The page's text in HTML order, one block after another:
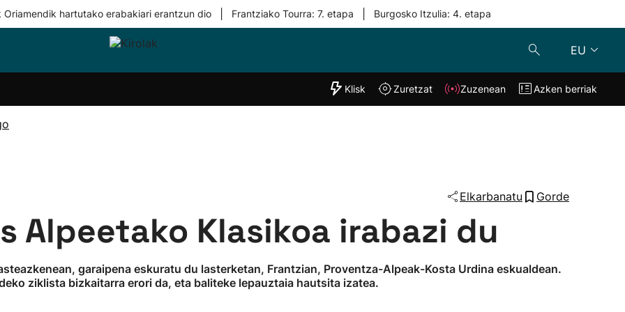
Oriamendik hartutako erabakiari erantzun dio Frantziako Tourra: 7. etapa Burgosko Itzulia: 4. etapa
EU
Taldeak
"Helmuga"
Klisk Zuzenean
Klisk Zuretzat Zuzenean Azken berriak
Elkarbanatu Gorde
Alpeetako Klasikoa irabazi du
garaipena eskuratu du lasterketan, Frantzian, Proventza-Alpeak-Kosta Urdina eskualdean.
ziklista bizkaitarra erori da, eta baliteke lepauztaia hautsita izatea.